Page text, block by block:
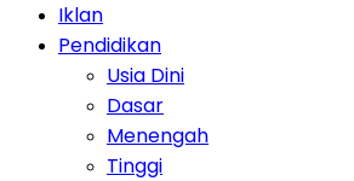
Iklan
Pendidikan
Usia Dini
Dasar
Menengah
Tinggi